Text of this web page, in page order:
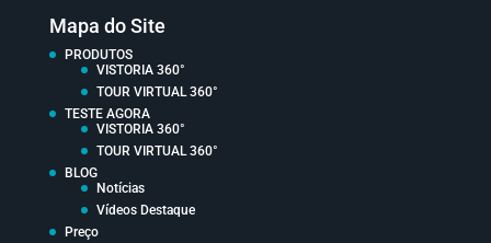
Mapa do Site
PRODUTOS
VISTORIA 360°
TOUR VIRTUAL 360°
TESTE AGORA
VISTORIA 360°
TOUR VIRTUAL 360°
BLOG
Notícias
Vídeos Destaque
Preço